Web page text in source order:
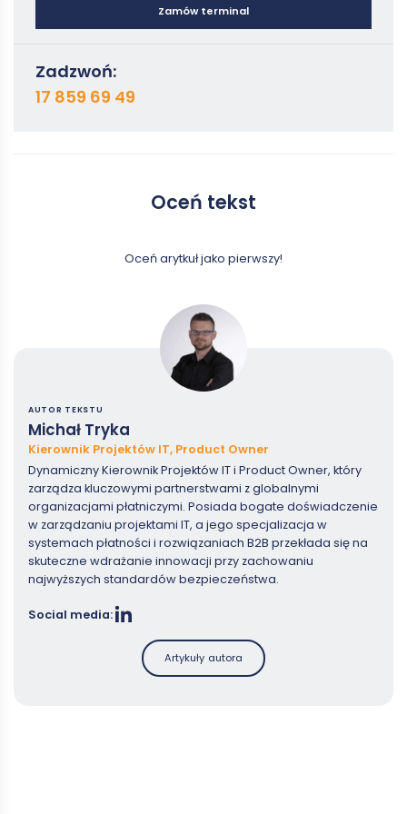
Zamów terminal
Zadzwoń:
17 859 69 49
Oceń tekst
Oceń arytkuł jako pierwszy!
AUTOR TEKSTU
Michał Tryka
Kierownik Projektów IT, Product Owner
Dynamiczny Kierownik Projektów IT i Product Owner, który
zarządza kluczowymi partnerstwami z globalnymi
organizacjami płatniczymi. Posiada bogate doświadczenie
w zarządzaniu projektami IT, a jego specjalizacja w
systemach płatności i rozwiązaniach B2B przekłada się na
skuteczne wdrażanie innowacji przy zachowaniu
najwyższych standardów bezpieczeństwa.
Social media:
Artykuły autora